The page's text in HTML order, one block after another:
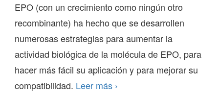
EPO (con un crecimiento como ningún otro
recombinante) ha hecho que se desarrollen
numerosas estrategias para aumentar la
actividad biológica de la molécula de EPO, para
hacer más fácil su aplicación y para mejorar su
compatibilidad. Leer más Preparados
›